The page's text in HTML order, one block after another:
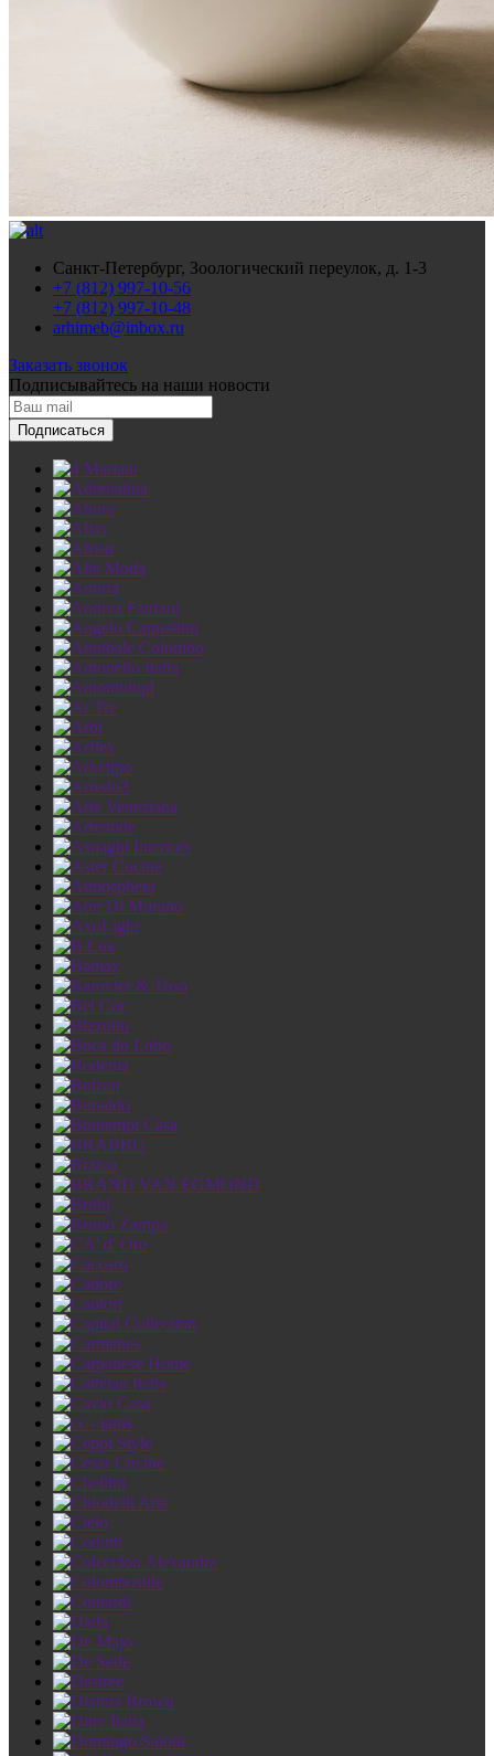
Санкт-Петербург, Зоологический переулок, д. 1-3
+7 (812) 997-10-56
+7 (812) 997-10-48
arhimeb@inbox.ru
Заказать звонок
Подписывайтесь на наши новости